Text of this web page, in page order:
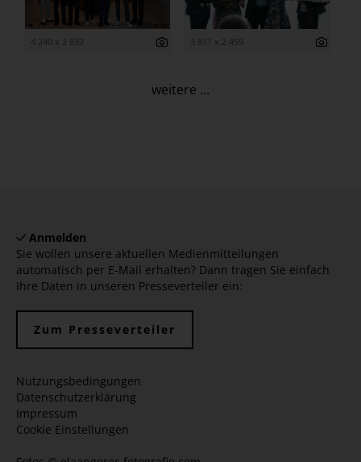
4 240 x 2 832 3 811 x 2 459
weitere ...
Anmelden
Sie wollen unsere aktuellen Medienmitteilungen
automatisch per E-Mail erhalten? Dann tragen Sie einfach
Ihre Daten in unseren Presseverteiler ein:
Zum Presseverteiler
Nutzungsbedingungen
Datenschutzerklärung
Impressum
Cookie Einstellungen